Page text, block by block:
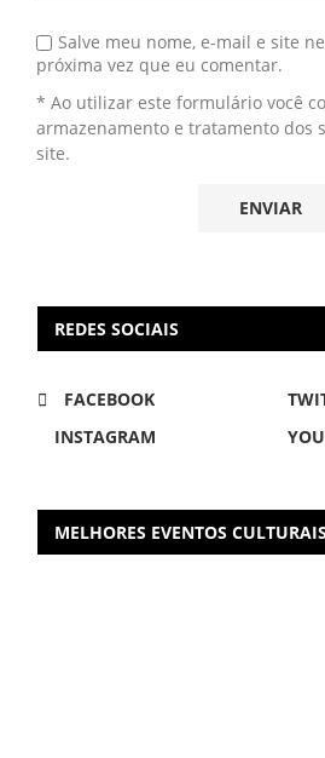
Salve meu nome, e-mail e site
próxima vez que eu comentar.
* Ao utilizar este formulário você
armazenamento e tratamento dos
site.
REDES SOCIAIS
FACEBOOK
INSTAGRAM
MELHORES EVENTOS CULTURAIS